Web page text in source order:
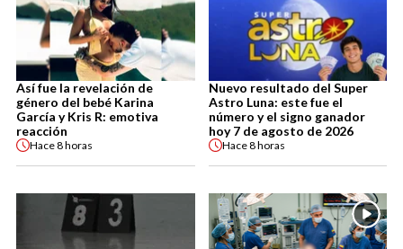
Así fue la revelación de
género del bebé Karina
García y Kris R: emotiva
reacción
Hace8 horas
Nuevo resultado del Super
Astro Luna: este fue el
número y el signo ganador
hoy 7 de agosto de 2026
Hace8 horas